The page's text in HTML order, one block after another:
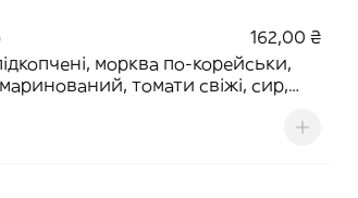
162,00 ₴
морква по-корейськи,
томати свіжі, сир,